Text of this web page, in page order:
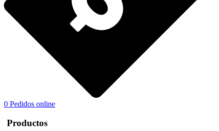
0 Pedidos online
Productos